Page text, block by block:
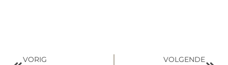
VORIG VOLGENDE